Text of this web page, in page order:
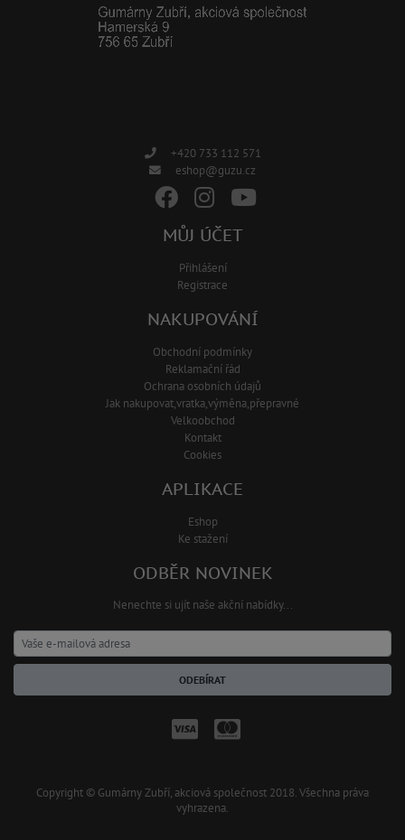
+420 733 112 571
eshop@guzu.cz
MŮJ ÚČET
Přihlášení
Registrace
NAKUPOVÁNÍ
Obchodní podmínky
Reklamační řád
Ochrana osobních údajů
Jak nakupovat,vratka,výměna,přepravné
Velkoobchod
Kontakt
Cookies
APLIKACE
Eshop
Ke stažení
ODBĚR NOVINEK
Nenechte si ujít naše akční nabídky...
ODEBÍRAT
Copyright © Gumárny Zubří, akciová společnost 2018. Všechna práva
vyhrazena.